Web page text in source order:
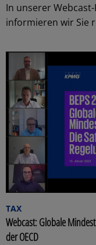
In unserer
informieren wir Sie
TAX
Webcast: Globale
der OECD